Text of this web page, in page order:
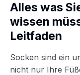
Alles was
wissen
Leitfaden
Socken sind ein
nicht nur Ihre